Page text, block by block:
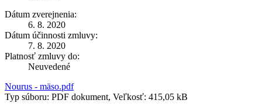
Dátum zverejnenia:
6. 8. 2020
Dátum účinnosti zmluvy:
7. 8. 2020
Platnosť zmluvy do:
Neuvedené
Nourus - mäso.pdf
Typ súboru: PDF dokument, Veľkosť: 415,05 kB